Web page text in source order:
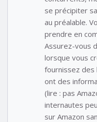
se précipiter
au préalable.
prendre en
Assurez-vous
lorsque vous
fournissez des
ont des
(lire : pas
internautes
sur Amazon